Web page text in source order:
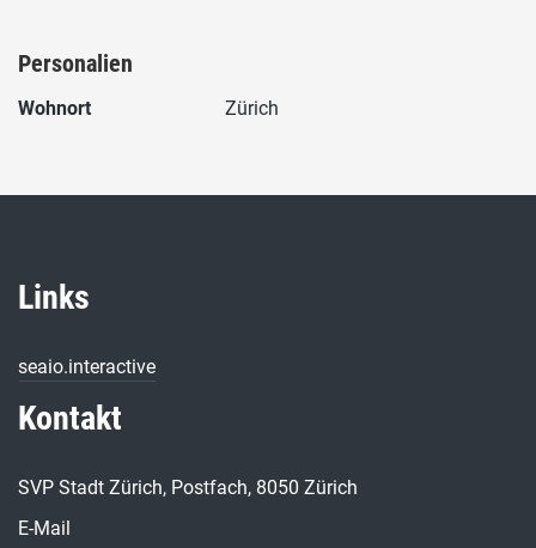
Personalien
Wohnort Zürich
Links
seaio.interactive
Kontakt
SVP Stadt Zürich, Postfach, 8050 Zürich
E-Mail